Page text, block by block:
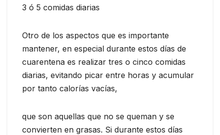
3 ó 5 comidas diarias
Otro de los aspectos que es importante
mantener, en especial durante estos días de
cuarentena es realizar tres o cinco comidas
diarias, evitando picar entre horas y acumular
por tanto calorías vacías,
que son aquellas que no se queman y se
convierten en grasas. Si durante estos días